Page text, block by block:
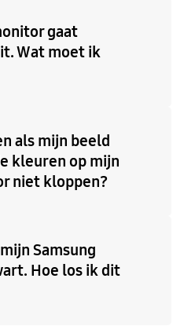
gaat
Wat moet ik
als mijn beeld
kleuren op mijn
niet kloppen?
Samsung
Hoe los ik dit